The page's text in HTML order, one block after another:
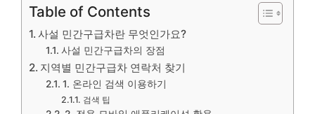
Table of Contents
사설 민간구급차란 무엇인가요?
사설 민간구급차의 장점
지역별 민간구급차 연락처 찾기
1. 온라인 검색 이용하기
검색 팁